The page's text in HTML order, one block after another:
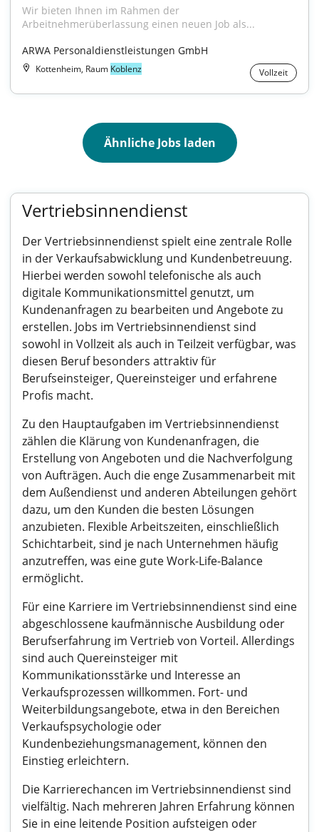
Wir bieten Ihnen im Rahmen der
Arbeitnehmerüberlassung einen neuen Job als...
ARWA Personaldienstleistungen GmbH
Kottenheim, Raum Koblenz Vollzeit
Ähnliche Jobs laden
Vertriebsinnendienst
Der Vertriebsinnendienst spielt eine zentrale Rolle
in der Verkaufsabwicklung und Kundenbetreuung.
Hierbei werden sowohl telefonische als auch
digitale Kommunikationsmittel genutzt, um
Kundenanfragen zu bearbeiten und Angebote zu
erstellen. Jobs im Vertriebsinnendienst sind
sowohl in Vollzeit als auch in Teilzeit verfügbar, was
diesen Beruf besonders attraktiv für
Berufseinsteiger, Quereinsteiger und erfahrene
Profis macht.
Zu den Hauptaufgaben im Vertriebsinnendienst
zählen die Klärung von Kundenanfragen, die
Erstellung von Angeboten und die Nachverfolgung
von Aufträgen. Auch die enge Zusammenarbeit mit
dem Außendienst und anderen Abteilungen gehört
dazu, um den Kunden die besten Lösungen
anzubieten. Flexible Arbeitszeiten, einschließlich
Schichtarbeit, sind je nach Unternehmen häufig
anzutreffen, was eine gute Work-Life-Balance
ermöglicht.
Für eine Karriere im Vertriebsinnendienst sind eine
abgeschlossene kaufmännische Ausbildung oder
Berufserfahrung im Vertrieb von Vorteil. Allerdings
sind auch Quereinsteiger mit
Kommunikationsstärke und Interesse an
Verkaufsprozessen willkommen. Fort- und
Weiterbildungsangebote, etwa in den Bereichen
Verkaufspsychologie oder
Kundenbeziehungsmanagement, können den
Einstieg erleichtern.
Die Karrierechancen im Vertriebsinnendienst sind
vielfältig. Nach mehreren Jahren Erfahrung können
Sie in eine leitende Position aufsteigen oder